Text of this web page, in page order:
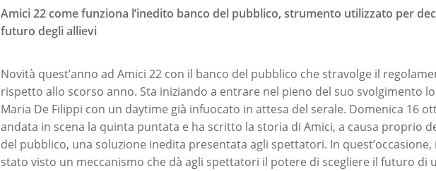
Premi invio per cercare o ESC per uscire
Amici 22 come funziona l’inedito banco del pubblico, strumento utilizzato per
futuro degli allievi
Novità quest’anno ad Amici 22 con il banco del pubblico che stravolge il
rispetto allo scorso anno. Sta iniziando a entrare nel pieno del suo svolgimento
Maria De Filippi con un daytime già infuocato in attesa del serale. Domenica 16
andata in scena la quinta puntata e ha scritto la storia di Amici, a causa proprio
del pubblico, una soluzione inedita presentata agli spettatori. In quest’occasione,
stato visto un meccanismo che dà agli spettatori il potere di scegliere il futuro di